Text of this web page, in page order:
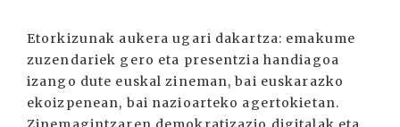
Etorkizunak aukera ugari dakartza: emakume
zuzendariek gero eta presentzia handiagoa
izango dute euskal zineman, bai euskarazko
ekoizpenean, bai nazioarteko agertokietan.